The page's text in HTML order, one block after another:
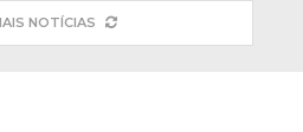
NOTÍCIAS